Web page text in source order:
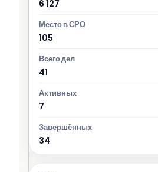
6 127
105
41
7
34